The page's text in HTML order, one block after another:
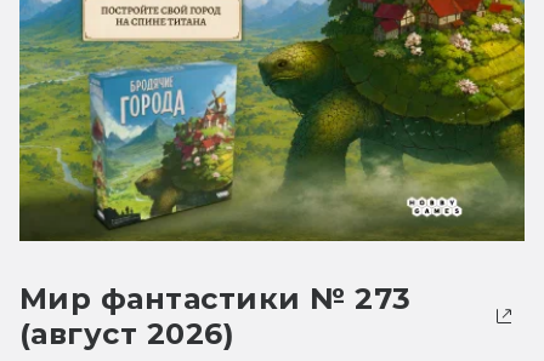
Мир фантастики № 273
(август 2026)